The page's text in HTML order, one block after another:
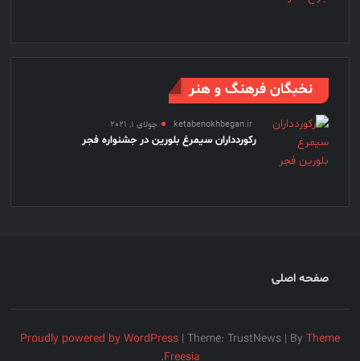
نخبگان فرهنگ و هنر
ketabenokhbegan.ir جولای 1, 2021
رکوردداران سیمرغ بلورین در جشنواره فجر
صفحه اصلی
Proudly powered by WordPress Theme: TrustNews By Theme
Freesia
.